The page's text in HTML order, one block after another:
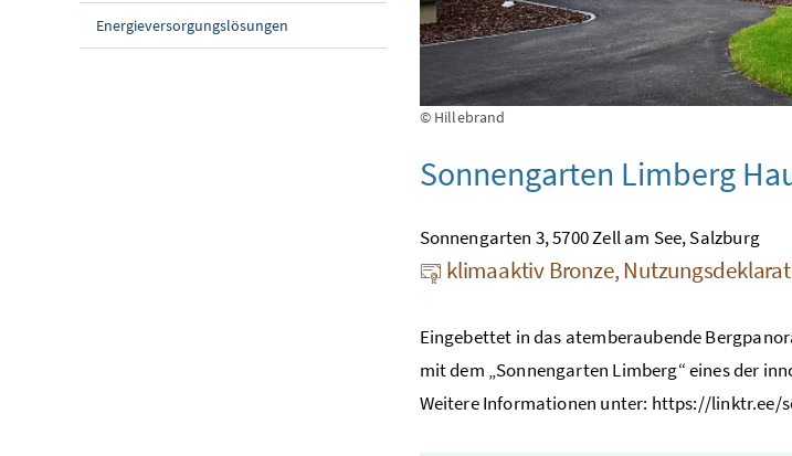
Energieversorgungslösungen
© Hillebrand
Sonnengarten Limberg
Sonnengarten 3, 5700 Zell am See, Salzburg
klimaaktiv Bronze,
Eingebettet in das atemberaubende
mit dem „Sonnengarten Limberg“ eines der
Weitere Informationen unter: https://linktr.ee/